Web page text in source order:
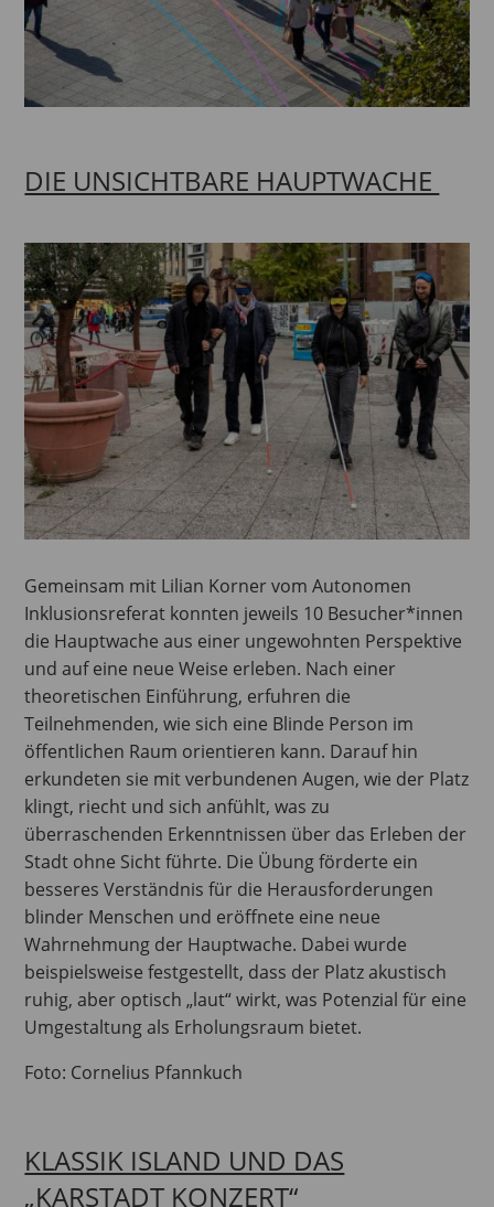
DIE UNSICHTBARE HAUPTWACHE
Gemeinsam mit Lilian Korner vom Autonomen
Inklusionsreferat konnten jeweils 10 Besucher*innen
die Hauptwache aus einer ungewohnten Perspektive
und auf eine neue Weise erleben. Nach einer
theoretischen Einführung, erfuhren die
Teilnehmenden, wie sich eine Blinde Person im
öffentlichen Raum orientieren kann. Darauf hin
erkundeten sie mit verbundenen Augen, wie der Platz
klingt, riecht und sich anfühlt, was zu
überraschenden Erkenntnissen über das Erleben der
Stadt ohne Sicht führte. Die Übung förderte ein
besseres Verständnis für die Herausforderungen
blinder Menschen und eröffnete eine neue
Wahrnehmung der Hauptwache. Dabei wurde
beispielsweise festgestellt, dass der Platz akustisch
ruhig, aber optisch „laut“ wirkt, was Potenzial für eine
Umgestaltung als Erholungsraum bietet.
Foto: Cornelius Pfannkuch
KLASSIK ISLAND UND DAS
„KARSTADT KONZERT“